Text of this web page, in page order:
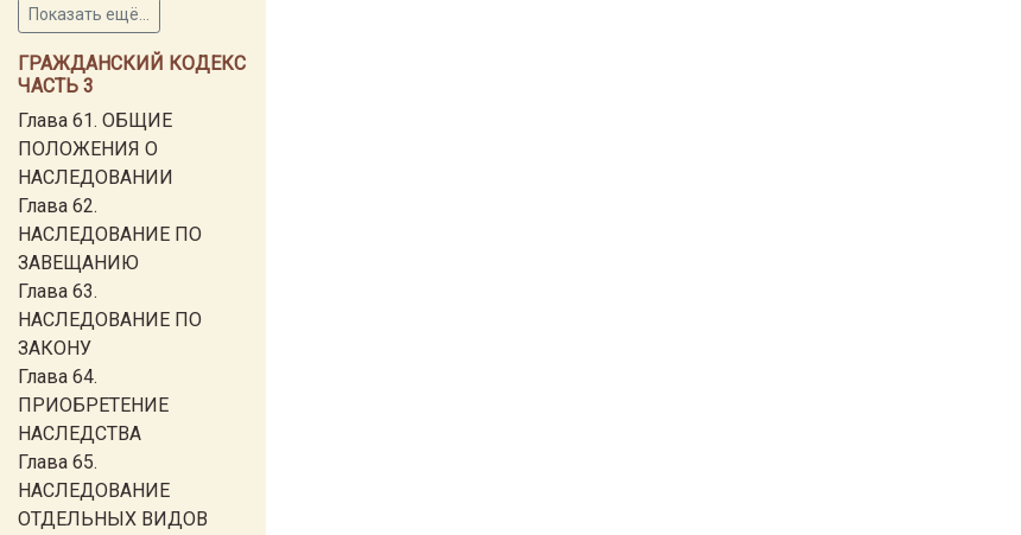
Показать ещё...
ГРАЖДАНСКИЙ КОДЕКС
ЧАСТЬ 3
Глава 61. ОБЩИЕ
ПОЛОЖЕНИЯ О
НАСЛЕДОВАНИИ
Глава 62.
НАСЛЕДОВАНИЕ ПО
ЗАВЕЩАНИЮ
Глава 63.
НАСЛЕДОВАНИЕ ПО
ЗАКОНУ
Глава 64.
ПРИОБРЕТЕНИЕ
НАСЛЕДСТВА
Глава 65.
НАСЛЕДОВАНИЕ
ОТДЕЛЬНЫХ ВИДОВ